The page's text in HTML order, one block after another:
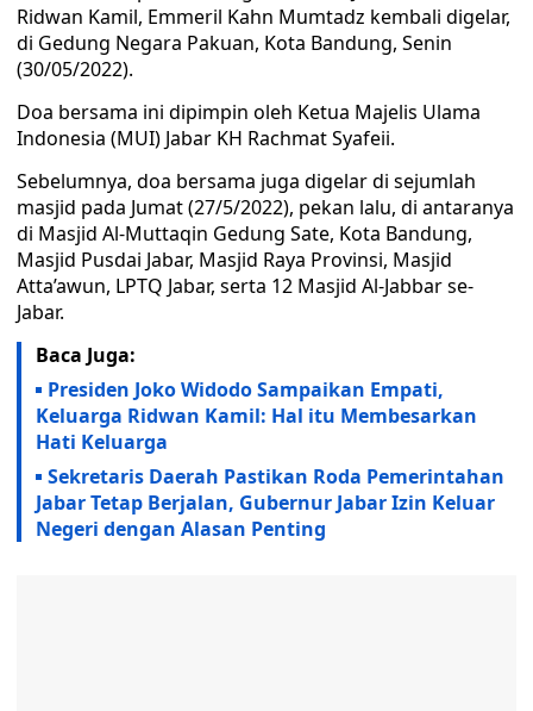
Ridwan Kamil, Emmeril Kahn Mumtadz kembali digelar,
di Gedung Negara Pakuan, Kota Bandung, Senin
(30/05/2022).
Doa bersama ini dipimpin oleh Ketua Majelis Ulama
Indonesia (MUI) Jabar KH Rachmat Syafeii.
Sebelumnya, doa bersama juga digelar di sejumlah
masjid pada Jumat (27/5/2022), pekan lalu, di antaranya
di Masjid Al-Muttaqin Gedung Sate, Kota Bandung,
Masjid Pusdai Jabar, Masjid Raya Provinsi, Masjid
Atta’awun, LPTQ Jabar, serta 12 Masjid Al-Jabbar se-
Jabar.
Baca Juga:
Presiden Joko Widodo Sampaikan Empati,
Keluarga Ridwan Kamil: Hal itu Membesarkan
Hati Keluarga
Sekretaris Daerah Pastikan Roda Pemerintahan
Jabar Tetap Berjalan, Gubernur Jabar Izin Keluar
Negeri dengan Alasan Penting